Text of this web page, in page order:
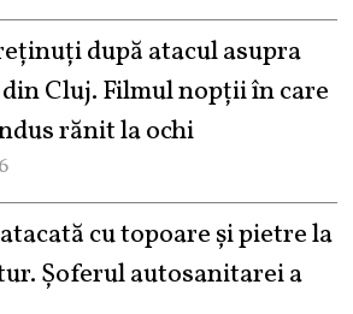
după atacul asupra
Cluj. Filmul nopții în care
rănit la ochi
cu topoare și pietre la
Șoferul autosanitarei a